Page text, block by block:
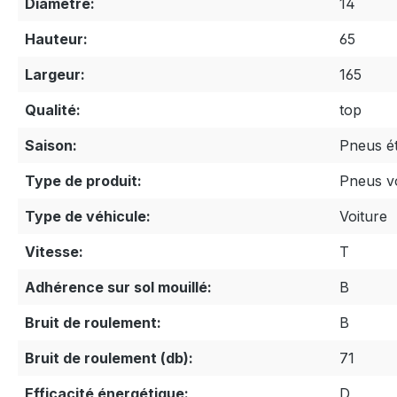
Diamètre:
14
Hauteur:
65
Largeur:
165
Qualité:
top
Saison:
Pneus
Type de produit:
Pneus
Type de véhicule:
Voiture
Vitesse:
T
Adhérence sur sol mouillé:
B
Bruit de roulement:
B
Bruit de roulement (db):
71
Efficacité énergétique:
D